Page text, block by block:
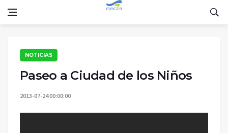
NOTICIAS
Paseo a Ciudad de los Niños
2013-07-24 00:00:00